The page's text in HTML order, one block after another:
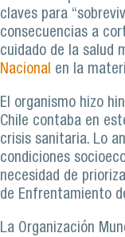
claves para
consecuencias a
cuidado de la salud
Nacional en la
El organismo hizo
Chile contaba en
crisis sanitaria. Lo
condiciones
necesidad de
de Enfrentamiento
La Organización